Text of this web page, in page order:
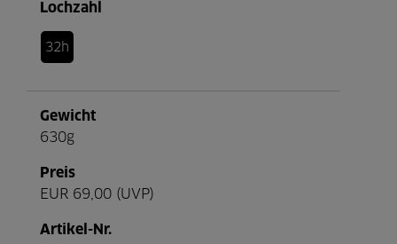
Lochzahl
32h
Gewicht
630g
Preis
EUR 69,00 (UVP)
Artikel-Nr.